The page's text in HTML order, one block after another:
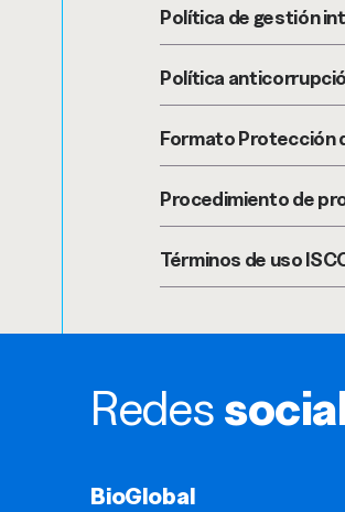
Política de gestión
Política
Formato Protección
Procedimiento de
Términos de uso
Redes
BioGlobal